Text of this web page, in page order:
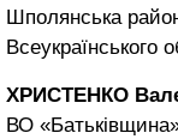
Шполянська
Всеукраїнського
ХРИСТЕНКО
ВО